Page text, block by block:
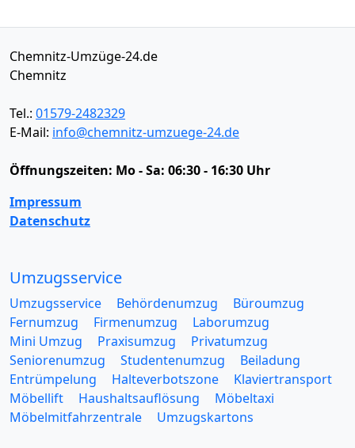
Chemnitz-Umzüge-24.de
Chemnitz
Tel.: 01579-2482329
E-Mail: info@chemnitz-umzuege-24.de
Öffnungszeiten: Mo - Sa: 06:30 - 16:30 Uhr
Impressum
Datenschutz
Umzugsservice
Umzugsservice Behördenumzug
Büroumzug
Fernumzug
Firmenumzug
Laborumzug
Mini Umzug
Praxisumzug
Privatumzug
Seniorenumzug
Studentenumzug
Beiladung
Entrümpelung
Halteverbotszone
Klaviertransport
Möbellift
Haushaltsauflösung
Möbeltaxi
Möbelmitfahrzentrale
Umzugskartons